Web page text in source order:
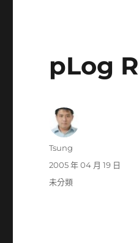
pLog
作
Tsung
發
佈
2005 年 04 月 19 日
分
未分類